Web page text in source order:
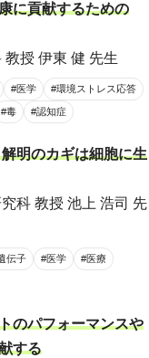
に貢献するための
授 伊東 健 先生
#医学 #環境ストレス応答
#毒 #認知症
明のカギは細胞に生
科 教授 池上 浩司 先
伝子 #医学 #医療
のパフォーマンスや
する